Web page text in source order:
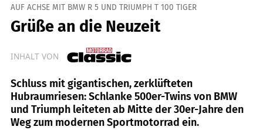
AUF ACHSE MIT BMW R 5 UND TRIUMPH T 100 TIGER
Grüße an die Neuzeit
INHALT VON
Schluss mit gigantischen, zerklüfteten
Hubraumriesen: Schlanke 500er-Twins von BMW
und Triumph leiteten ab Mitte der 30er-Jahre den
Weg zum modernen Sportmotorrad ein.